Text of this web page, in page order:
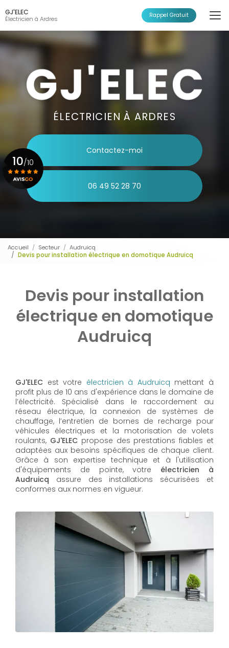
au
contenu
principal
GJ'ELEC
Électricien à Ardres Rappel Gratuit
ÉLECTRICIEN À ARDRES
Contactez-moi
06 49 52 28 70
10/10
Voir le certificat
Accueil Secteur
Audruicq
Devis pour installation électrique en domotique Audruicq
Devis pour installation
électrique en domotique
Audruicq
GJ'ELEC est votre électricien à Audruicq mettant à
profit plus de 10 ans d'expérience dans le domaine de
l’électricité. Spécialisé dans le raccordement au
réseau électrique, la connexion de systèmes de
chauffage, l’entretien de bornes de recharge pour
véhicules électriques et la motorisation de volets
roulants, GJ'ELECpropose des prestations fiables et
adaptées aux besoins spécifiques de chaque client.
Grâce à son expertise technique et à l'utilisation
d'équipements de pointe, votre électricien à
Audruicq assure des installations sécurisées et
conformes aux normes en vigueur.